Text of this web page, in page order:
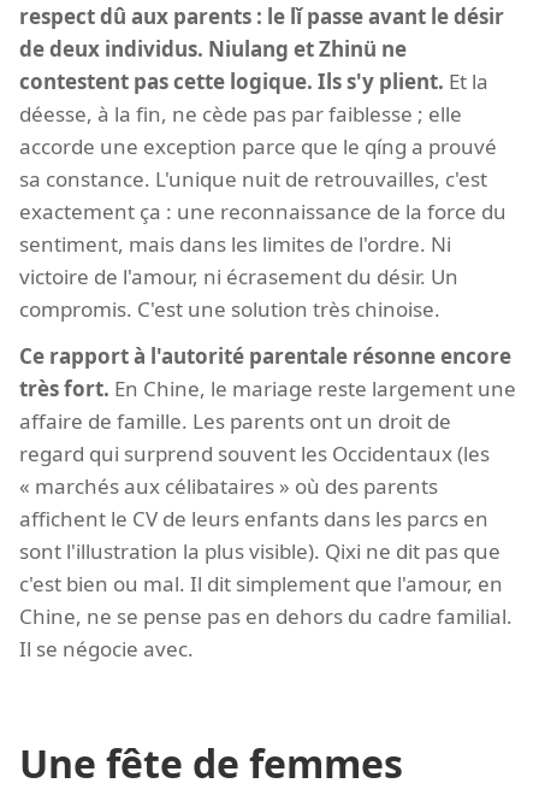
respect dû aux parents : le lǐ passe avant le désir
de deux individus. Niulang et Zhinü ne
contestent pas cette logique. Ils s'y plient. Et la
déesse, à la fin, ne cède pas par faiblesse ; elle
accorde une exception parce que le qíng a prouvé
sa constance. L'unique nuit de retrouvailles, c'est
exactement ça : une reconnaissance de la force du
sentiment, mais dans les limites de l'ordre. Ni
victoire de l'amour, ni écrasement du désir. Un
compromis. C'est une solution très chinoise.
Ce rapport à l'autorité parentale résonne encore
très fort. En Chine, le mariage reste largement une
affaire de famille. Les parents ont un droit de
regard qui surprend souvent les Occidentaux (les
« marchés aux célibataires » où des parents
affichent le CV de leurs enfants dans les parcs en
sont l'illustration la plus visible). Qixi ne dit pas que
c'est bien ou mal. Il dit simplement que l'amour, en
Chine, ne se pense pas en dehors du cadre familial.
Il se négocie avec.
Une fête de femmes